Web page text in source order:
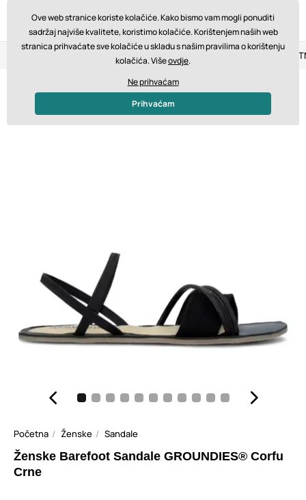
Povrat u roku od 14 dana Brza dostava od 200 €
Početna Ženske Sandale
Ženske Barefoot Sandale GROUNDIES® Corfu
Crne
Ove web stranice koriste kolačiće. Kako bismo vam mogli ponuditi
sadržaj najviše kvalitete, koristimo kolačiće. Korištenjem naših web
stranica prihvaćate sve kolačiće u skladu s našim pravilima o korištenju
kolačića. Višeovdje.
Ne prihvaćam
Prihvaćam